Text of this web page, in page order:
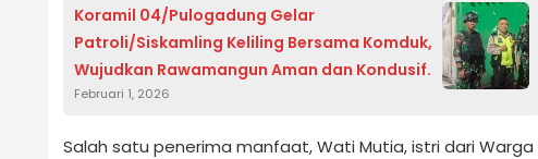
Koramil 04/Pulogadung Gelar
Patroli/Siskamling Keliling Bersama Komduk,
Wujudkan Rawamangun Aman dan Kondusif.
Februari 1, 2026
Salah satu penerima manfaat, Wati Mutia, istri dari Warga